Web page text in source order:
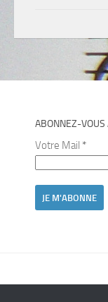
ABONNEZ-VOUS
Votre Mail *